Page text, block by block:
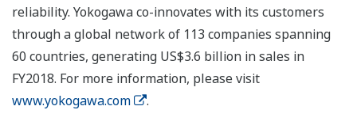
reliability. Yokogawa co-innovates with its customers
through a global network of 113 companies spanning
60 countries, generating US$3.6 billion in sales in
FY2018. For more information, please visit
www.yokogawa.com
.